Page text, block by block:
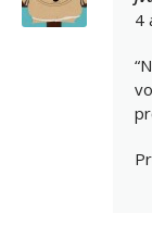
4